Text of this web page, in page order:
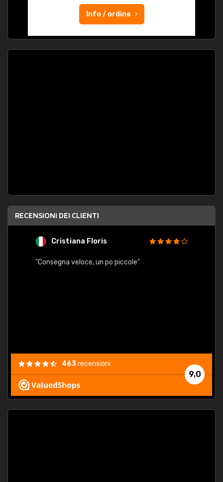
Info / ordine
RECENSIONI DEI CLIENTI
Cristiana Floris
"Consegna veloce, un po piccole"
9,0
463recensioni